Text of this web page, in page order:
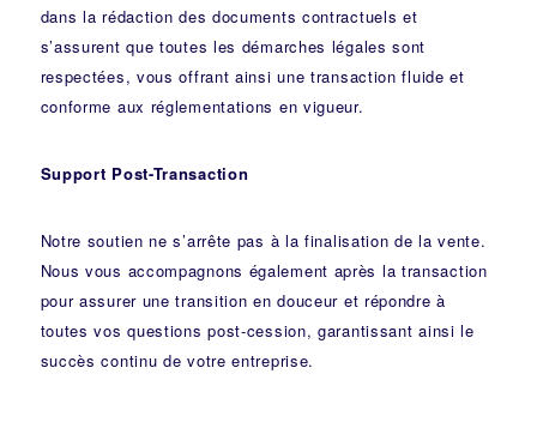
dans la rédaction des documents contractuels et
s’assurent que toutes les démarches légales sont
respectées, vous offrant ainsi une transaction fluide et
conforme aux réglementations en vigueur.
Support Post-Transaction
Notre soutien ne s’arrête pas à la finalisation de la vente.
Nous vous accompagnons également après la transaction
pour assurer une transition en douceur et répondre à
toutes vos questions post-cession, garantissant ainsi le
succès continu de votre entreprise.